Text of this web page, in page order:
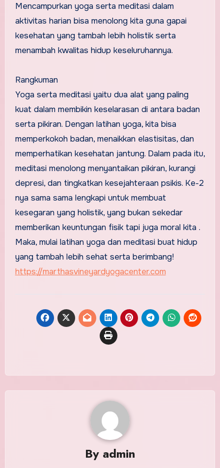
Mencampurkan yoga serta meditasi dalam
aktivitas harian bisa menolong kita guna gapai
kesehatan yang tambah lebih holistik serta
menambah kwalitas hidup keseluruhannya.
Rangkuman
Yoga serta meditasi yaitu dua alat yang paling
kuat dalam membikin keselarasan di antara badan
serta pikiran. Dengan latihan yoga, kita bisa
memperkokoh badan, menaikkan elastisitas, dan
memperhatikan kesehatan jantung. Dalam pada itu,
meditasi menolong menyantaikan pikiran, kurangi
depresi, dan tingkatkan kesejahteraan psikis. Ke-2
nya sama sama lengkapi untuk membuat
kesegaran yang holistik, yang bukan sekedar
memberikan keuntungan fisik tapi juga moral kita .
Maka, mulai latihan yoga dan meditasi buat hidup
yang tambah lebih sehat serta berimbang!
https://marthasvineyardyogacenter.com
By admin